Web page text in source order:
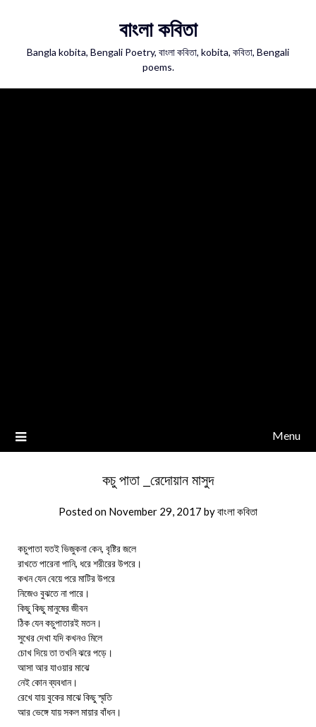
বাংলা কবিতা
Bangla kobita, Bengali Poetry, বাংলা কবিতা, kobita, কবিতা, Bengali
poems.
Menu
কচু পাতা _রেদোয়ান মাসুদ
Posted on November 29, 2017 byবাংলা কবিতা
কচুপাতা যতই ভিজুকনা কেন, বৃষ্টির জলে
রাখতে পারেনা পানি, ধরে শরীরের উপরে।
কখন যেন বেয়ে পরে মাটির উপরে
নিজেও বুঝতে না পারে।
কিছু কিছু মানুষের জীবন
ঠিক যেন কচুপাতারই মতন।
সুখের দেখা যদি কখনও মিলে
চোখ দিয়ে তা তখনি ঝরে পড়ে।
আসা আর যাওয়ার মাঝে
নেই কোন ব্যবধান।
রেখে যায় বুকের মাঝে কিছু স্মৃতি
আর ভেঙ্গে যায় সকল মায়ার বাঁধন।